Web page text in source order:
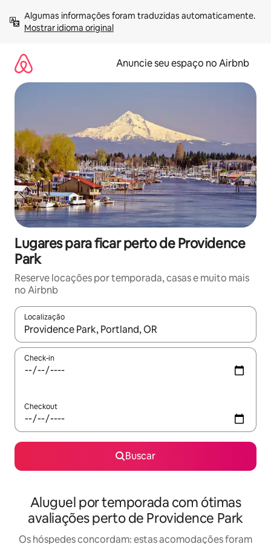
para
Mostrar idioma original
Anuncie seu espaço no Airbnb
Lugares para ficar perto de Providence
Park
Reserve locações por temporada, casas e muito mais
no Airbnb
Localização
Quando os resultados estiverem disponíveis, explore-os
Check-in
Checkout
Buscar
Aluguel por temporada com ótimas
avaliações perto de Providence Park
Os hóspedes concordam: estas acomodações foram